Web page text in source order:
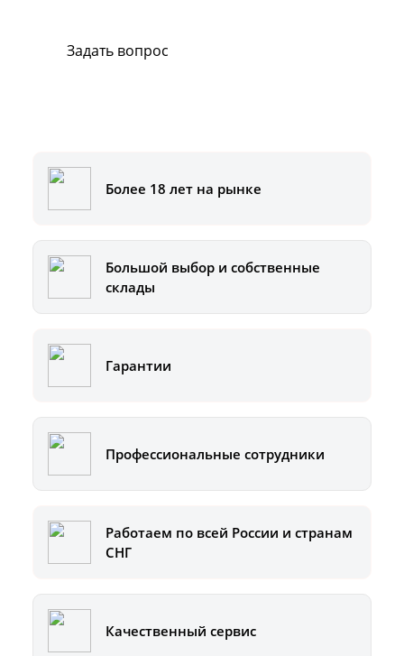
Задать вопрос
Более 18 лет на рынке
Большой выбор и собственные
склады
Гарантии
Профессиональные сотрудники
Работаем по всей России и странам
СНГ
Качественный сервис